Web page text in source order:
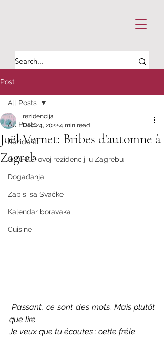
Post
All Posts
Rezidenti
O DHKP-ovoj rezidenciji u Zagrebu
Događanja
Zapisi sa Svačke
Kalendar boravaka
Cuisine
All Posts
Joël Vernet: Bribes d'automne à
Zagreb
rezidencija
Dec 24, 20224 min read
Passant, ce sont des mots. Mais plutôt
que lire
Je veux que tu écoutes : cette frêle